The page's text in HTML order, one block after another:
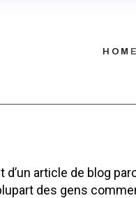
HOME
d’un article de blog
des gens